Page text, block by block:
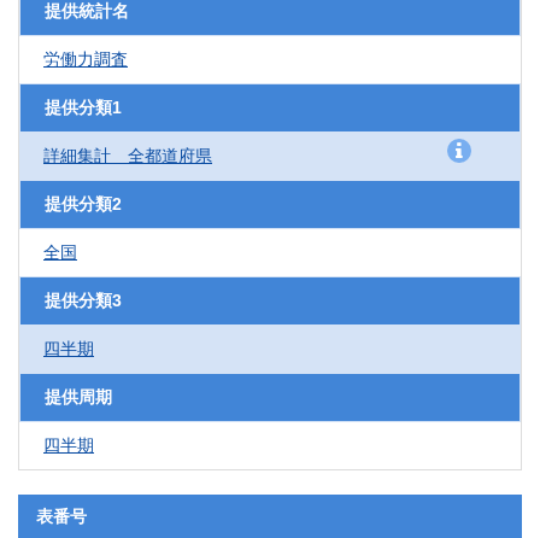
提供統計名
労働力調査
提供分類1
詳細集計 全都道府県
提供分類2
全国
提供分類3
四半期
提供周期
四半期
表番号